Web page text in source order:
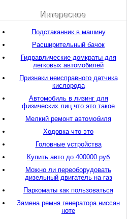
Интересное
Подстаканник в машину
Расширительный бачок
Гидравлические домкраты для
легковых автомобилей
Признаки неисправного датчика
кислорода
Автомобиль в лизинг для
физических лиц что это такое
Мелкий ремонт автомобиля
Ходовка что это
Головные устройства
Купить авто до 400000 руб
Можно ли переоборудовать
дизельный двигатель на газ
Паркоматы как пользоваться
Замена ремня генератора ниссан
ноте